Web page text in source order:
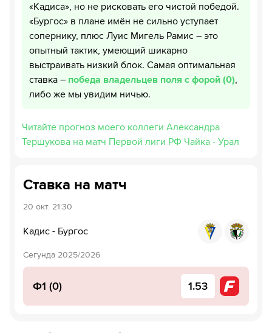
«Кадиса», но не рисковать его чистой победой.
«Бургос» в плане имён не сильно уступает
сопернику, плюс Луис Мигель Рамис – это
опытный тактик, умеющий шикарно
выстраивать низкий блок. Самая оптимальная
ставка – победа владельцев поля с форой (0),
либо же мы увидим ничью.
Читайте прогноз моего коллеги Александра
Тершукова на матч Первой лиги РФ Чайка - Урал
Ставка на матч
20 окт. 21:30
Кадис - Бургос
Сегунда 2025/2026
Ф1 (0) 1.53